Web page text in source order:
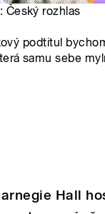
Český rozhlas
podtitul
samu sebe
Hall